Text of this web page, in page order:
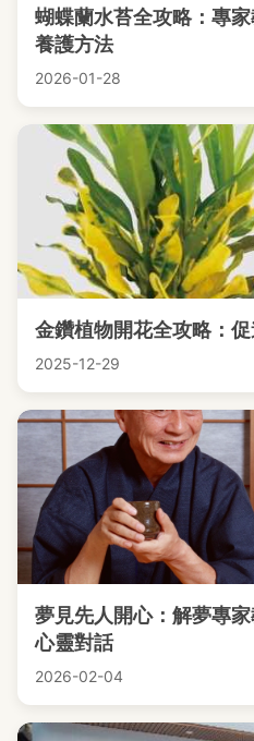
蝴蝶蘭水苔全攻略：專
養護方法
2026-01-28
金鑽植物開花全攻略：
2025-12-29
夢見先人開心：解夢專
心靈對話
2026-02-04